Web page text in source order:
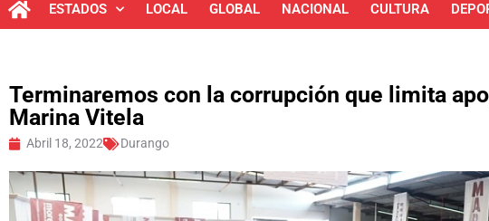
ESTADOS LOCAL GLOBAL NACIONAL CULTURA
Terminaremos con la corrupción que limita
Marina Vitela
Abril 18, 2022 Durango